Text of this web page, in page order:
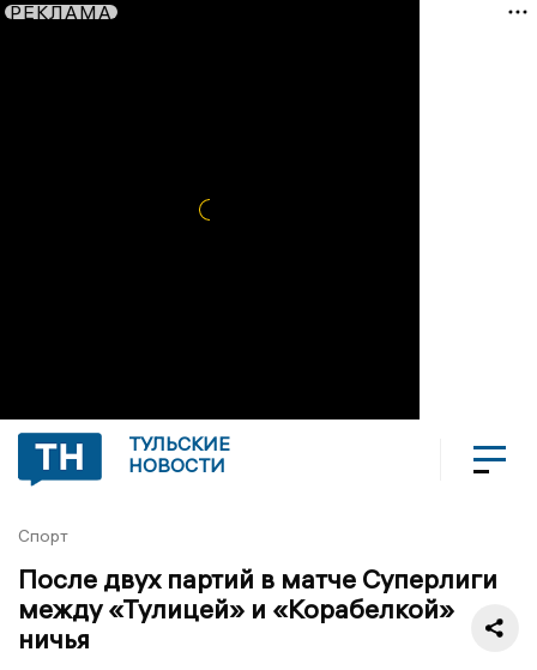
РЕКЛАМА
ТУЛЬСКИЕ
НОВОСТИ
Спорт
После двух партий в матче Суперлиги
между «Тулицей» и «Корабелкой»
ничья